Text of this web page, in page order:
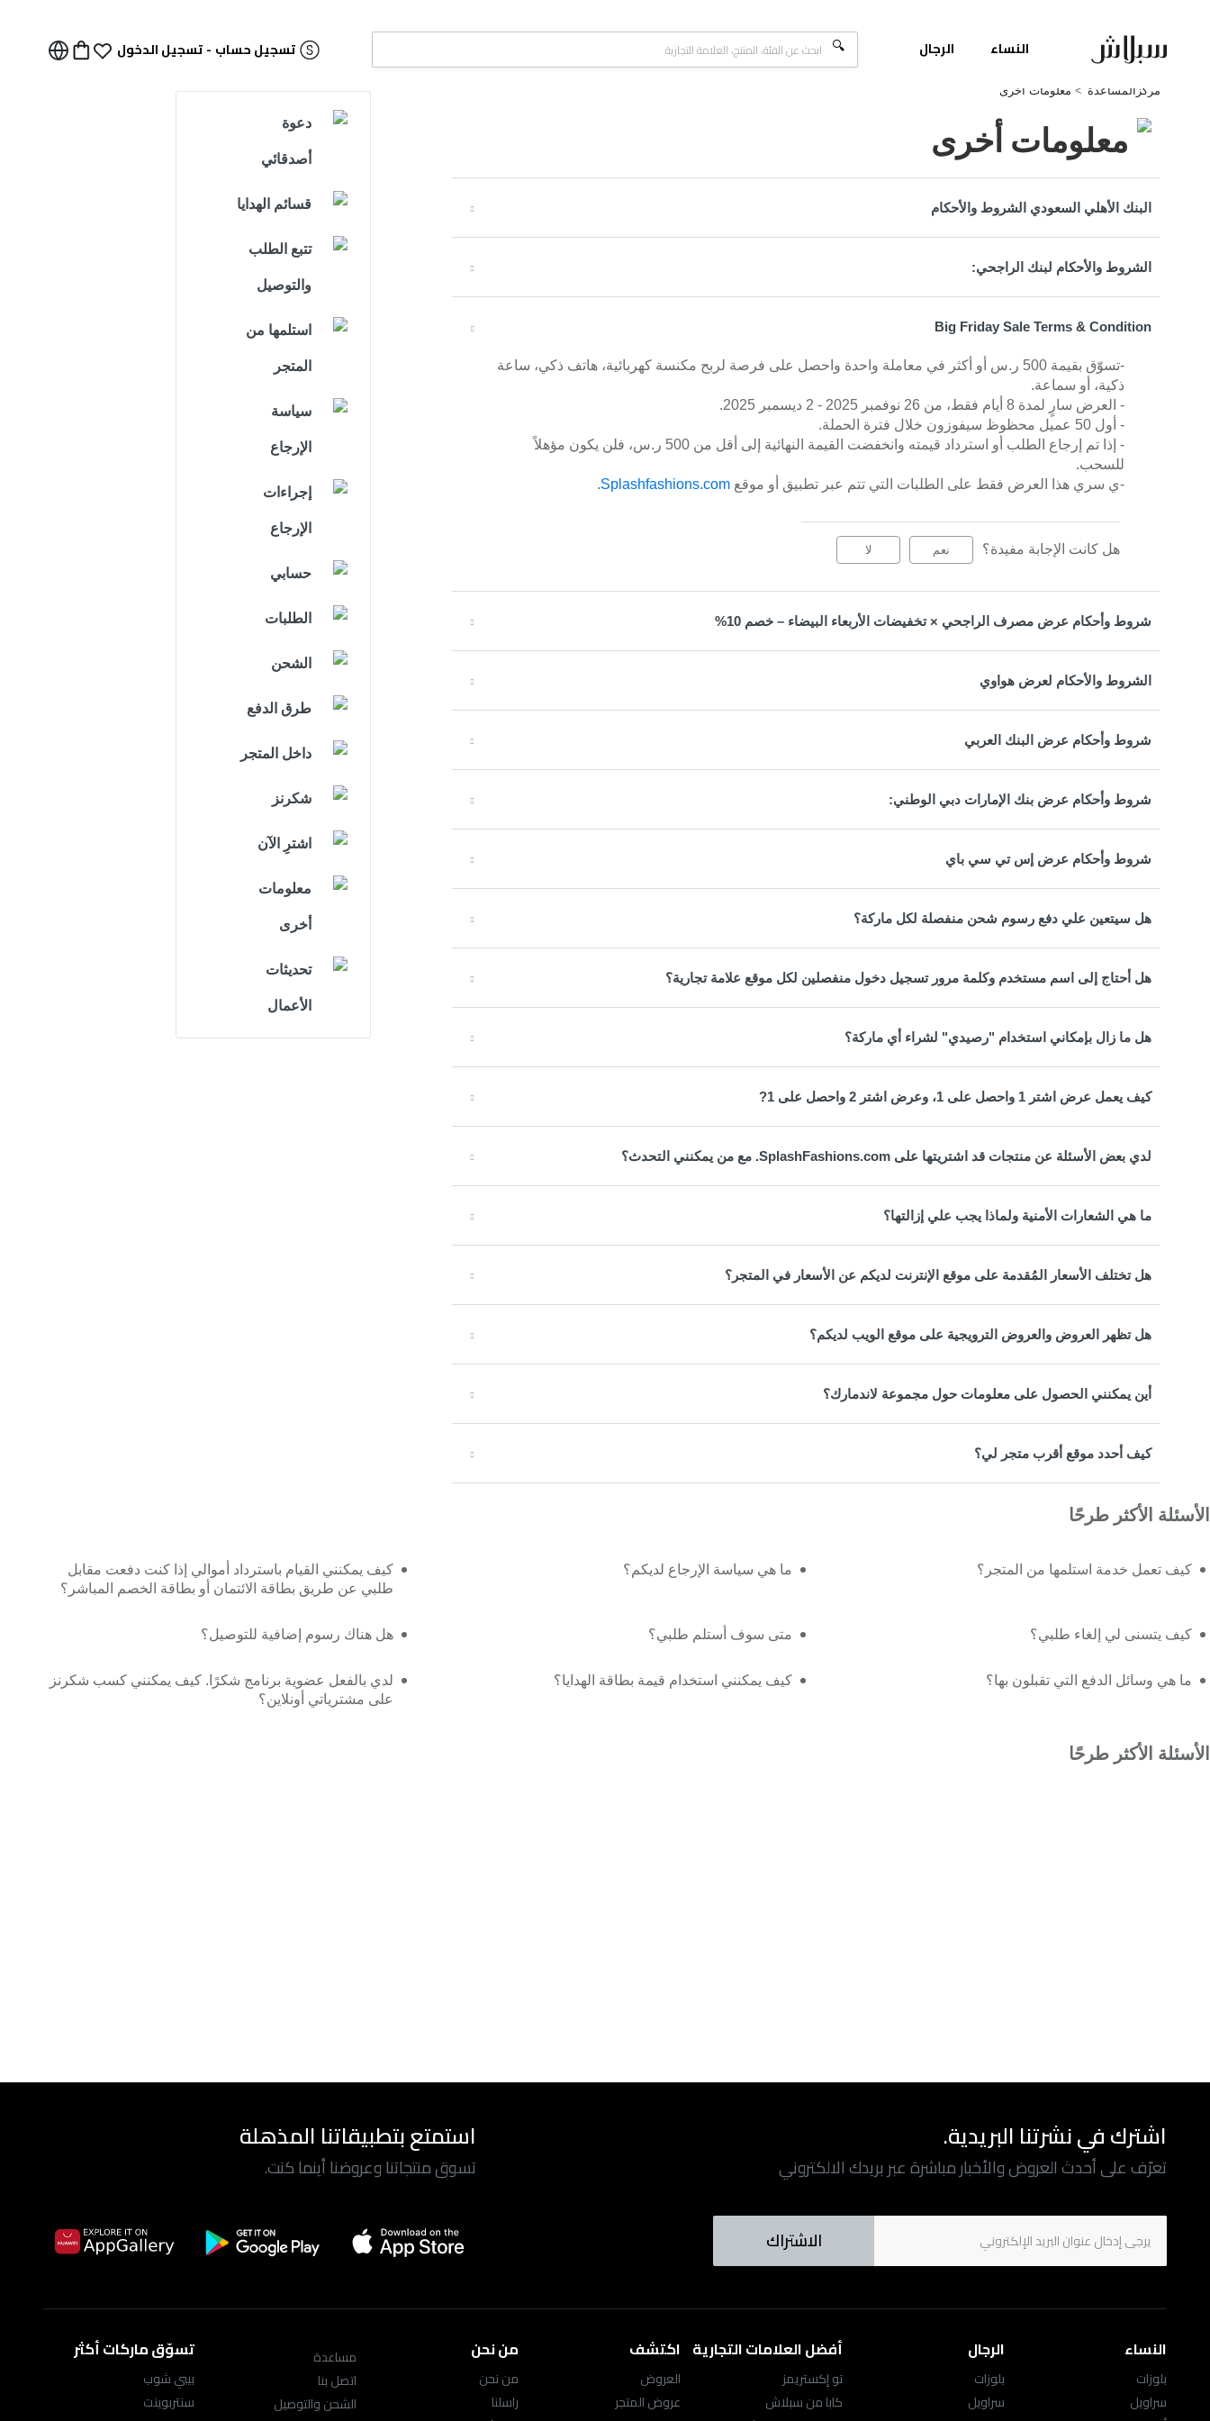
النساء الرجال تسجيل حساب -تسجيل الدخول
مركزالمساعدة معلومات أخرى
معلومات أخرى
البنك الأهلي السعودي الشروط والأحكام
الشروط والأحكام لبنك الراجحي:
Big Friday Sale Terms & Condition
-تسوّق بقيمة 500 ر.س أو أكثر في معاملة واحدة واحصل على فرصة لربح مكنسة كهربائية، هاتف ذكي، ساعة
ذكية، أو سماعة.
- العرض سارٍ لمدة 8 أيام فقط، من 26 نوفمبر 2025 - 2 ديسمبر 2025.
- أول 50 عميل محظوظ سيفوزون خلال فترة الحملة.
- إذا تم إرجاع الطلب أو استرداد قيمته وانخفضت القيمة النهائية إلى أقل من 500 ر.س، فلن يكون مؤهلاً
للسحب.
-ي سري هذا العرض فقط على الطلبات التي تتم عبر تطبيق أو موقع Splashfashions.com
.
هل كانت الإجابة مفيدة؟ نعم لا
شروط وأحكام عرض مصرف الراجحي × تخفيضات الأربعاء البيضاء – خصم 10%
الشروط والأحكام لعرض هواوي
شروط وأحكام عرض البنك العربي
شروط وأحكام عرض بنك الإمارات دبي الوطني:
شروط وأحكام عرض إس تي سي باي
هل سيتعين علي دفع رسوم شحن منفصلة لكل ماركة؟
هل أحتاج إلى اسم مستخدم وكلمة مرور تسجيل دخول منفصلين لكل موقع علامة تجارية؟
هل ما زال بإمكاني استخدام "رصيدي" لشراء أي ماركة؟
كيف يعمل عرض اشتر 1 واحصل على 1، وعرض اشتر 2 واحصل على 1?
لدي بعض الأسئلة عن منتجات قد اشتريتها على SplashFashions.com. مع من يمكنني التحدث؟
ما هي الشعارات الأمنية ولماذا يجب علي إزالتها؟
هل تختلف الأسعار المُقدمة على موقع الإنترنت لديكم عن الأسعار في المتجر؟
هل تظهر العروض والعروض الترويجية على موقع الويب لديكم؟
أين يمكنني الحصول على معلومات حول مجموعة لاندمارك؟
كيف أحدد موقع أقرب متجر لي؟
دعوة
أصدقائي
قسائم الهدايا
تتبع الطلب
والتوصيل
استلمها من
المتجر
سياسة
الإرجاع
إجراءات
الإرجاع
حسابي
الطلبات
الشحن
طرق الدفع
داخل المتجر
شكرنز
اشترِ الآن
معلومات
أخرى
تحديثات
الأعمال
الأسئلة الأكثر طرحًا
كيف تعمل خدمة استلمها من المتجر؟ ما هي سياسة الإرجاع لديكم؟
كيف يمكنني القيام باسترداد أموالي إذا كنت دفعت مقابل
طلبي عن طريق بطاقة الائتمان أو بطاقة الخصم المباشر؟
كيف يتسنى لي إلغاء طلبي؟ متى سوف أستلم طلبي؟ هل هناك رسوم إضافية للتوصيل؟
ما هي وسائل الدفع التي تقبلون بها؟ كيف يمكنني استخدام قيمة بطاقة الهدايا؟
لدي بالفعل عضوية برنامج شكرًا. كيف يمكنني كسب شكرنز
على مشترياتي أونلاين؟
الأسئلة الأكثر طرحًا
اشترك في نشرتنا البريدية.
تعرّف على أحدث العروض والأخبار مباشرة عبر بريدك الالكتروني
الاشتراك
استمتع بتطبيقاتنا المذهلة
تسوق منتجاتنا وعروضنا أينما كنت.
النساء
بلوزات
سراويل
الرجال
بلوزات
سراويل
أفضل العلامات التجارية
تو إكستريمز
كابا من سبلاش
اكتشف
العروض
عروض المتجر
من نحن
من نحن
راسلنا
مساعدة
اتصل بنا
الشحن والتوصيل
تسوّق ماركات أكثر
بيبي شوب
سنتربوينت